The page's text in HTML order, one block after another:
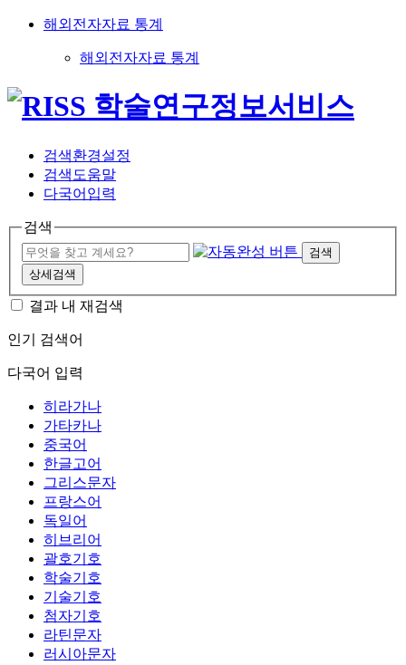
해외전자자료 통계
해외전자자료 통계
검색환경설정
검색도움말
다국어입력
검색
검색
상세검색
결과 내 재검색
인기 검색어
다국어 입력
히라가나
가타카나
중국어
한글고어
그리스문자
프랑스어
독일어
히브리어
괄호기호
학술기호
기술기호
첨자기호
라틴문자
러시아문자